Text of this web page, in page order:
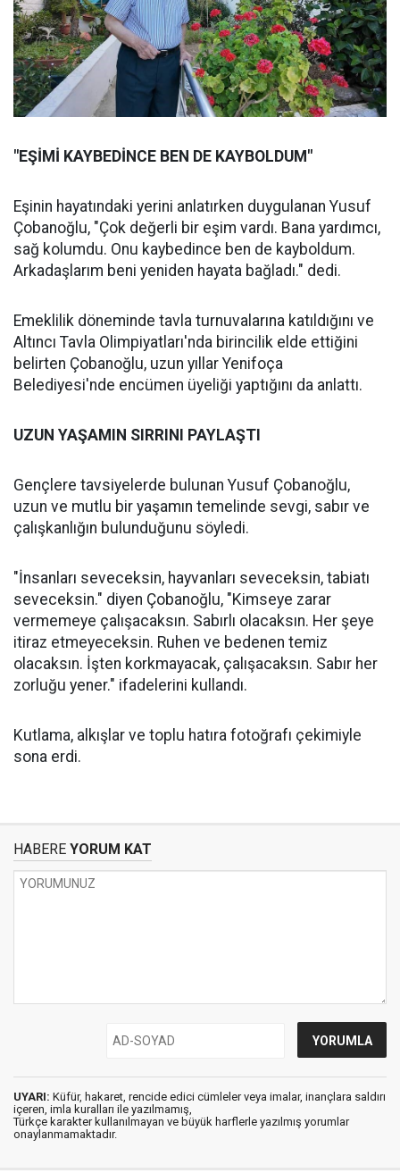
"EŞİMİ KAYBEDİNCE BEN DE KAYBOLDUM"
Eşinin hayatındaki yerini anlatırken duygulanan Yusuf
Çobanoğlu, "Çok değerli bir eşim vardı. Bana yardımcı,
sağ kolumdu. Onu kaybedince ben de kayboldum.
Arkadaşlarım beni yeniden hayata bağladı." dedi.
Emeklilik döneminde tavla turnuvalarına katıldığını ve
Altıncı Tavla Olimpiyatları'nda birincilik elde ettiğini
belirten Çobanoğlu, uzun yıllar Yenifoça
Belediyesi'nde encümen üyeliği yaptığını da anlattı.
UZUN YAŞAMIN SIRRINI PAYLAŞTI
Gençlere tavsiyelerde bulunan Yusuf Çobanoğlu,
uzun ve mutlu bir yaşamın temelinde sevgi, sabır ve
çalışkanlığın bulunduğunu söyledi.
"İnsanları seveceksin, hayvanları seveceksin, tabiatı
seveceksin." diyen Çobanoğlu, "Kimseye zarar
vermemeye çalışacaksın. Sabırlı olacaksın. Her şeye
itiraz etmeyeceksin. Ruhen ve bedenen temiz
olacaksın. İşten korkmayacak, çalışacaksın. Sabır her
zorluğu yener." ifadelerini kullandı.
Kutlama, alkışlar ve toplu hatıra fotoğrafı çekimiyle
sona erdi.
HABERE YORUM KAT
UYARI: Küfür, hakaret, rencide edici cümleler veya imalar, inançlara saldırı
içeren, imla kuralları ile yazılmamış,
Türkçe karakter kullanılmayan ve büyük harflerle yazılmış yorumlar
onaylanmamaktadır.